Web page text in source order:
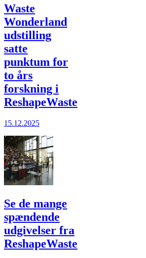
Waste
Wonderland
udstilling
satte
punktum for
to års
forskning i
ReshapeWaste
15.12.2025
Se de mange
spændende
udgivelser fra
ReshapeWaste